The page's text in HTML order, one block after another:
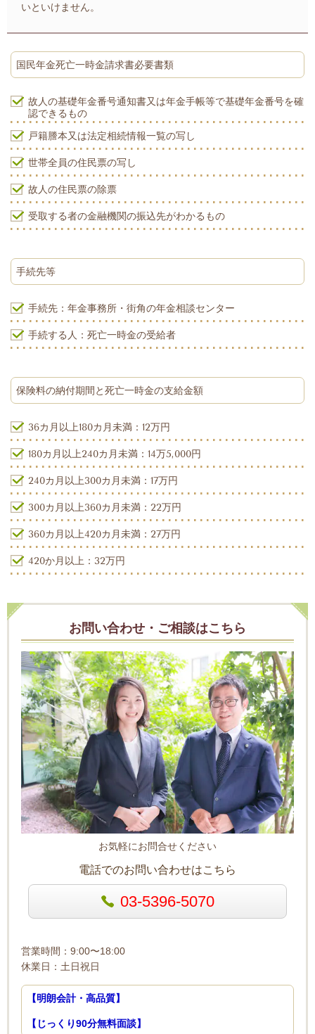
いといけません。
国民年金死亡一時金請求書必要書類
故人の基礎年金番号通知書又は年金手帳等で基礎年金番号を確
認できるもの
戸籍謄本又は法定相続情報一覧の写し
世帯全員の住民票の写し
故人の住民票の除票
受取する者の金融機関の振込先がわかるもの
手続先等
手続先：年金事務所・街角の年金相談センター
手続する人：死亡一時金の受給者
保険料の納付期間と死亡一時金の支給金額
36カ月以上180カ月未満：12万円
180カ月以上240カ月未満：14万5,000円
240カ月以上300カ月未満：17万円
300カ月以上360カ月未満：22万円
360カ月以上420カ月未満：27万円
420か月以上：32万円
お問い合わせ・ご相談はこちら
お気軽にお問合せください
電話でのお問い合わせはこちら
03-5396-5070
営業時間：9:00〜18:00
休業日：土日祝日
【明朗会計・高品質】
【じっくり90分無料面談】